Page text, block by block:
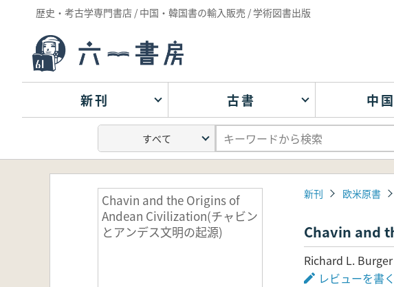
歴史・考古学専門書店 / 中国・韓国書の輸入販売 / 学術図書出版
新刊 古書 中
Chavin and the Origins of
Andean Civilization(チャビン
とアンデス文明の起源)
新刊 欧米原書
Chavin and
Richard L. Burger
レビューを書く